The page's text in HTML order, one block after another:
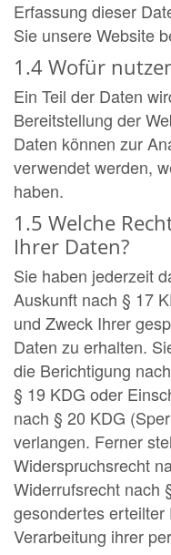
Erfassung dieser
Sie unsere Website
1.4 Wofür
Ein Teil der Daten
Bereitstellung der
Daten können zur
verwendet werden,
haben.
1.5 Welche
Ihrer Daten?
Sie haben jederzeit
Auskunft nach § 17
und Zweck Ihrer
Daten zu erhalten.
die Berichtigung
§ 19 KDG oder
nach § 20 KDG
verlangen. Ferner
Widerspruchsrecht
Widerrufsrecht nach
gesondertes
Verarbeitung ihrer